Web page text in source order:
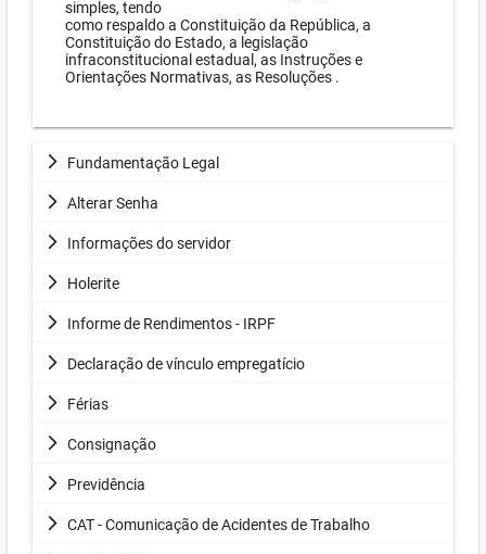
simples, tendo
como respaldo a Constituição da República, a
Constituição do Estado, a legislação
infraconstitucional estadual, as Instruções e
Orientações Normativas, as Resoluções .
Fundamentação Legal
Alterar Senha
Informações do servidor
Holerite
Informe de Rendimentos - IRPF
Declaração de vínculo empregatício
Férias
Consignação
Previdência
CAT - Comunicação de Acidentes de Trabalho